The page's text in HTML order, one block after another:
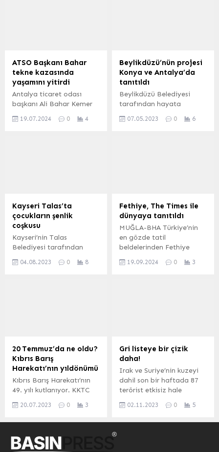
ATSO Başkanı Bahar
tekne kazasında
yaşamını yitirdi
Antalya ticaret odası
başkanı Ali Bahar Kemer
hayatını kaybetti. 19
yaptı. Ağır yaralanıp
denize düşen...
19.07.2024 0 4
Beylikdüzü’nün projesi
Konya ve Antalya’da
tanıtıldı
Beylikdüzü Belediyesi
tarafından hayata
yayılan “Beslenme Saati”
Saati’uygulaması Konya
ve Antalya’da tanıtıldı. 13.
Cumhurbaşkanı Adayı
CHP Genel Başkanı Kemal
Kılıçdaroğlu’nun eşi Selvi
Kılıçdaroğlu ile Beylikdüzü
Belediye Başkanı Mehmet
07.05.2023 0 6
Kayseri Talas’ta
çocukların şenlik
coşkusu
Kayseri’nin Talas
Belediyesi tarafından
ithafen “Festival Talas
eden Kayseri’nin Talas
Belediye Başkanı Mustafa
Yalçın, gösterilen ilgiden
çok mutlu olduklarını ve bu
ilginin yenilerini
düzenleme...
04.08.2023 0 8
Fethiye, The Times ile
dünyaya tanıtıldı
MUĞLA-BHA Türkiye’nin
en gözde tatil
beldelerinden Fethiye
çekmeye devam ediyor…
Bölgenin uluslararası
platformda tanınmasının
yaymak ve sürdürülebilir
turizmi desteklemek
amacıyla yürütülen
çalışmaların önemi de...
19.09.2024 0 3
20 Temmuz’da ne oldu?
Kıbrıs Barış
Harekatı’nın yıldönümü
Kıbrıs Barış Harekatı’nın
49. yılı kutlanıyor. KKTC
ve Özgürlük Bayramı,
Temmuz 1974 tarihinde
Türk Silahlı Kuvvetleri
20.07.2023 0 3
Gri listeye bir çizik
daha!
Irak ve Suriye’nin kuzeyi
dahil son bir haftada 87
terörist etkisiz hale
etkisiz hale getirilen
02.11.2023 0 5